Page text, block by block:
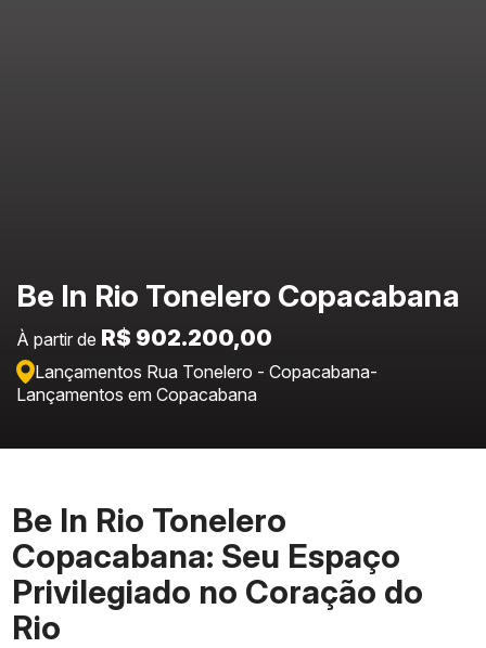
Be In Rio Tonelero Copacabana
À partir de R$ 902.200,00
Lançamentos Rua Tonelero - Copacabana-
Lançamentos em Copacabana
Be In Rio Tonelero
Copacabana: Seu Espaço
Privilegiado no Coração do
Rio